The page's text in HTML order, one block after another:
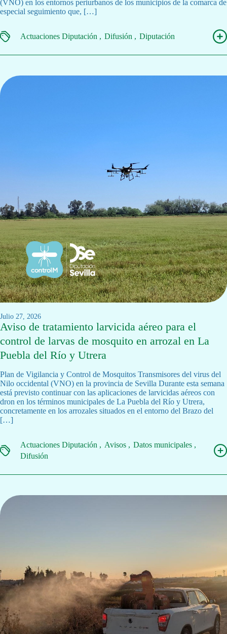
(VNO) en los entornos periurbanos de los municipios de la comarca de
especial seguimiento que, […]
Actuaciones Diputación Difusión Diputación
julio 27, 2026
Aviso de tratamiento larvicida aéreo para el
control de larvas de mosquito en arrozal en La
Puebla del Río y Utrera
Plan de Vigilancia y Control de Mosquitos Transmisores del virus del
Nilo occidental (VNO) en la provincia de Sevilla Durante esta semana
está previsto continuar con las aplicaciones de larvicidas aéreos con
dron en los términos municipales de La Puebla del Río y Utrera,
concretamente en los arrozales situados en el entorno del Brazo del
[…]
Actuaciones Diputación Avisos
Datos municipales
Difusión